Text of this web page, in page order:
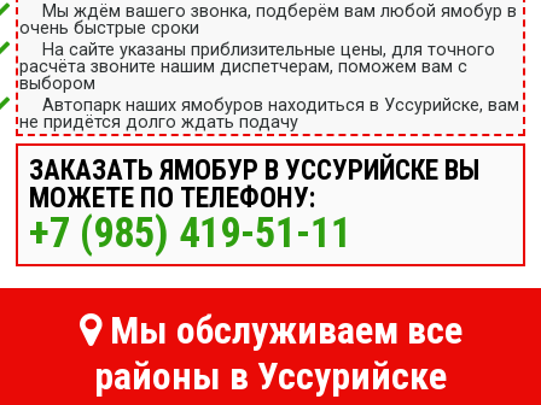
Мы ждём вашего звонка, подберём вам любой ямобур в
очень быстрые сроки
На сайте указаны приблизительные цены, для точного
расчёта звоните нашим диспетчерам, поможем вам с
выбором
Автопарк наших ямобуров находиться в Уссурийске, вам
не придётся долго ждать подачу
ЗАКАЗАТЬ ЯМОБУР В УССУРИЙСКЕ ВЫ
МОЖЕТЕ ПО ТЕЛЕФОНУ:
+7 (985) 419-51-11
Мы обслуживаем все
районы в Уссурийске